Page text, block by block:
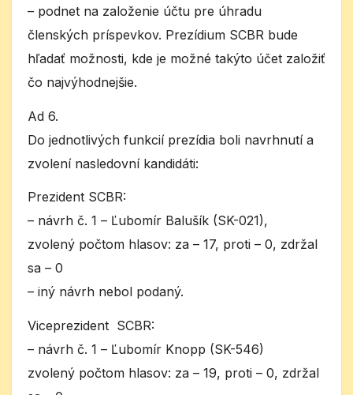
– podnet na založenie účtu pre úhradu
členských príspevkov. Prezídium SCBR bude
hľadať možnosti, kde je možné takýto účet založiť
čo najvýhodnejšie.
Ad 6.
Do jednotlivých funkcií prezídia boli navrhnutí a
zvolení nasledovní kandidáti:
Prezident SCBR:
– návrh č. 1 – Ľubomír Balušík (SK-021),
zvolený počtom hlasov: za – 17, proti – 0, zdržal
sa – 0
– iný návrh nebol podaný.
Viceprezident SCBR:
– návrh č. 1 – Ľubomír Knopp (SK-546)
zvolený počtom hlasov: za – 19, proti – 0, zdržal